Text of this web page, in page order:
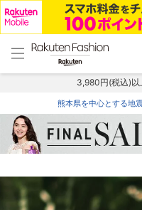
menu home
トップ
3,980円(税込)以
熊本県を中心とする地